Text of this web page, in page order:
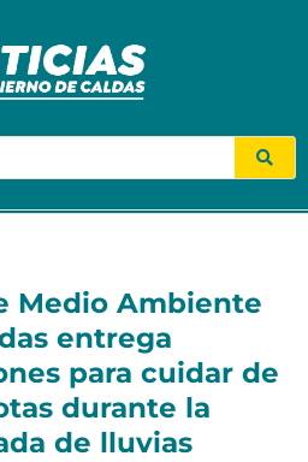
Medio Ambiente
entrega
para cuidar de
durante la
de lluvias